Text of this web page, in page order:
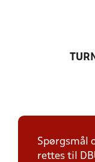
Spørgsmål
rettes til